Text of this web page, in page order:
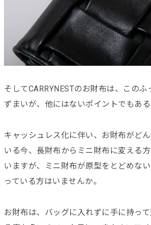
そしてCARRYNESTのお財布は、この
ずまいが、他にはないポイントでもある
キャッシュレス化に伴い、お財布がど
いる今、長財布からミニ財布に変える
いますが、ミニ財布が原型をとどめな
っている方はいませんか。
お財布は、バッグに入れずに手に持っ